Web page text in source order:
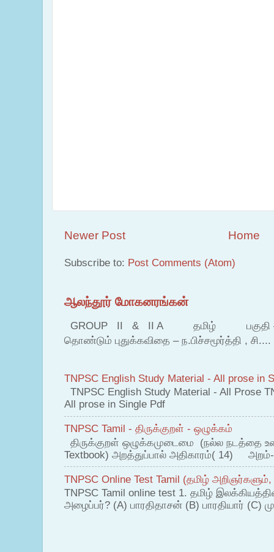
Newer Post Home
Subscribe to: Post Comments (Atom)
ஆலந்தூர் மோகனரங்கன்
GROUP II & II A தமிழ் பகுதி – இ
தொண்டும் புதுக்கவிதை – ந.பிச்சமூர்த்தி , சி....
TNPSC English Study Material - All prose in
TNPSC English Study Material - All Prose
All prose in Single Pdf
TNPSC Tamil - திருக்குறள் - ஒழுக்கம்
திருக்குறள் ஒழுக்கமுடைமை (நல்ல நடத்தை
Textbook) அறத்துப்பால் அதிகாரம்( 14)
TNPSC Online Test Tamil (தமிழ்
TNPSC Tamil online test 1. தமிழ்
அழைப்பர்? (A) பாரதிதாசன் (B) பாரதியார் (C)